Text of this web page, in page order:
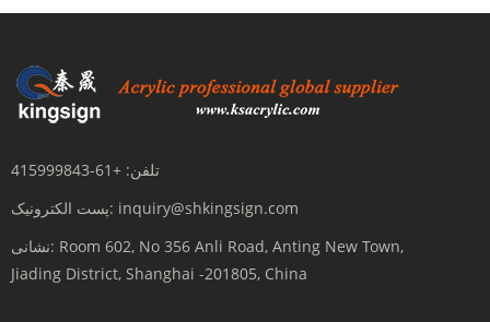
تلفن: +61-415999843
پست الکترونیک: inquiry@shkingsign.com
نشانی: Room 602, No 356 Anli Road, Anting New Town,
Jiading District, Shanghai -201805, China